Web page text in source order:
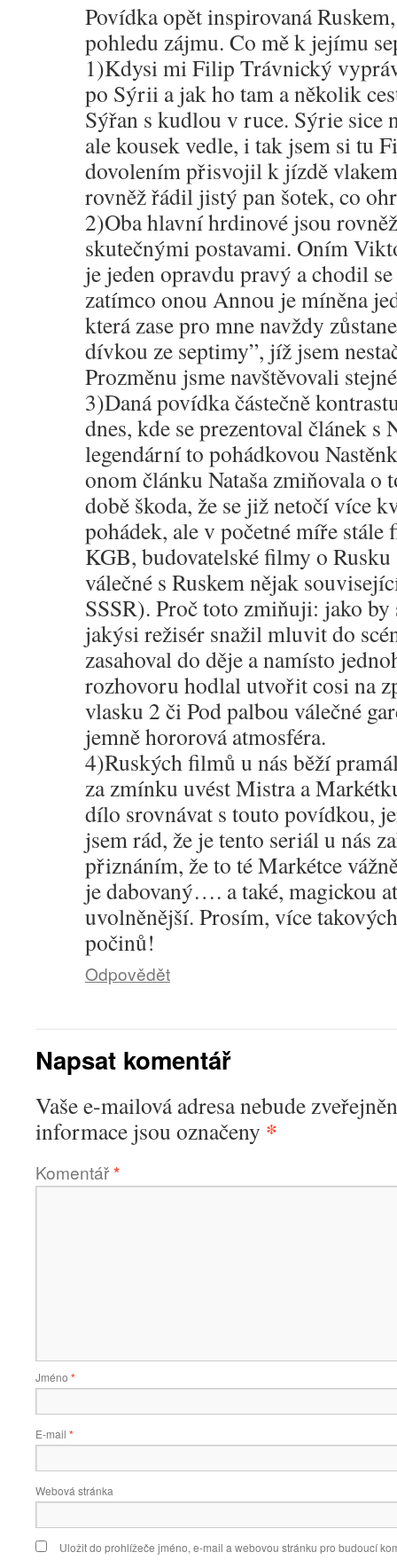
Povídka opět inspirovaná
pohledu zájmu. Co mě k jejímu
1)Kdysi mi Filip Trávnický
po Sýrii a jak ho tam a několik
Sýřan s kudlou v ruce. Sýrie sice
ale kousek vedle, i tak jsem si tu
dovolením přisvojil k jízdě
rovněž řádil jistý pan šotek, co
2)Oba hlavní hrdinové jsou
skutečnými postavami. Oním
je jeden opravdu pravý a chodil
zatímco onou Annou je míněna
která zase pro mne navždy
dívkou ze septimy”, jíž jsem
Prozměnu jsme navštěvovali
3)Daná povídka částečně
dnes, kde se prezentoval článek s
legendární to pohádkovou
onom článku Nataša zmiňovala o
době škoda, že se již netočí více
pohádek, ale v početné míře
KGB, budovatelské filmy o
válečné s Ruskem nějak
SSSR). Proč toto zmiňuji: jako
jakýsi režisér snažil mluvit do
zasahoval do děje a namísto
rozhovoru hodlal utvořit cosi na
vlasku 2 či Pod palbou válečné
jemně hororová atmosféra.
4)Ruských filmů u nás běží
za zmínku uvést Mistra a
dílo srovnávat s touto povídkou,
jsem rád, že je tento seriál u nás
přiznáním, že to té Markétce
je dabovaný…. a také, magickou
uvolněnější. Prosím, více
počinů!
Odpovědět
Napsat komentář
Vaše e-mailová adresa nebude
informace jsou označeny *
Komentář*
Jméno *
E-mail *
Webová stránka
Uložit do prohlížeče jméno, e-mail a webovou stránku pro budoucí